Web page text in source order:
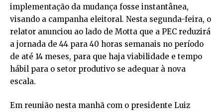
implementação da mudança fosse instantânea,
visando a campanha eleitoral. Nesta segunda-feira, o
relator anunciou ao lado de Motta que a PEC reduzirá
a jornada de 44 para 40 horas semanais no período
de até 14 meses, para que haja viabilidade e tempo
hábil para o setor produtivo se adequar à nova
escala.
Em reunião nesta manhã com o presidente Luiz